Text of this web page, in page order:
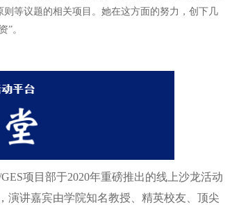
等议题的相关项目。她在这方面的努力，创下几
”。
项目部于2020年重磅推出的线上沙龙活动
演讲嘉宾由学院知名教授、精英校友、顶尖